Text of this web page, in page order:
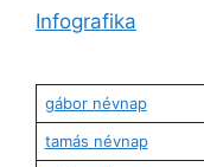
Infografika
gábor névnap
tamás névnap